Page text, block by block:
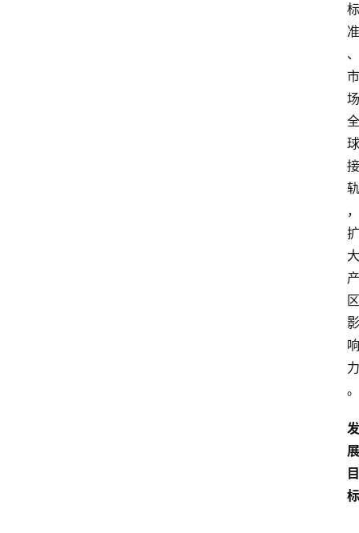
标
准
、
市
场
全
球
接
轨
，
扩
大
产
区
影
响
力
。
发
展
目
标